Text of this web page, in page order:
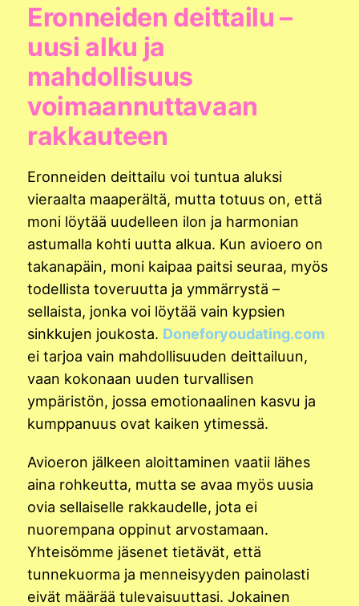
Eronneiden deittailu –
uusi alku ja
mahdollisuus
voimaannuttavaan
rakkauteen
Eronneiden deittailu voi tuntua aluksi
vieraalta maaperältä, mutta totuus on, että
moni löytää uudelleen ilon ja harmonian
astumalla kohti uutta alkua. Kun avioero on
takanapäin, moni kaipaa paitsi seuraa, myös
todellista toveruutta ja ymmärrystä –
sellaista, jonka voi löytää vain kypsien
sinkkujen joukosta. Doneforyoudating.com
ei tarjoa vain mahdollisuuden deittailuun,
vaan kokonaan uuden turvallisen
ympäristön, jossa emotionaalinen kasvu ja
kumppanuus ovat kaiken ytimessä.
Avioeron jälkeen aloittaminen vaatii lähes
aina rohkeutta, mutta se avaa myös uusia
ovia sellaiselle rakkaudelle, jota ei
nuorempana oppinut arvostamaan.
Yhteisömme jäsenet tietävät, että
tunnekuorma ja menneisyyden painolasti
eivät määrää tulevaisuuttasi. Jokainen